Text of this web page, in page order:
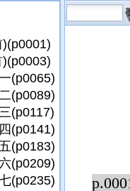
(p0065)
(p0089)
(p0117)
(p0141)
(p0183)
(p0209)
(p0235)